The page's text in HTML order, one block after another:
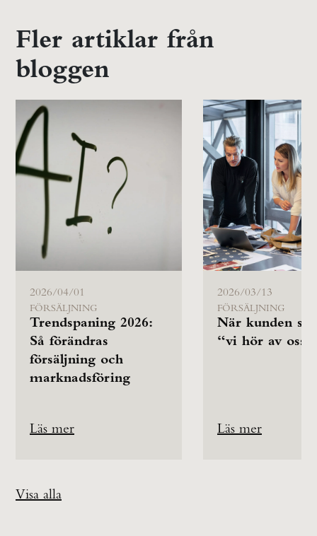
Fler artiklar från
bloggen
Visa alla
2026/04/01
FÖRSÄLJNING
Trendspaning 2026:
Så förändras
försäljning och
marknadsföring
Läs mer
2026/03/13
FÖRSÄLJNING
När kunden
“vi hör av oss”
Läs mer